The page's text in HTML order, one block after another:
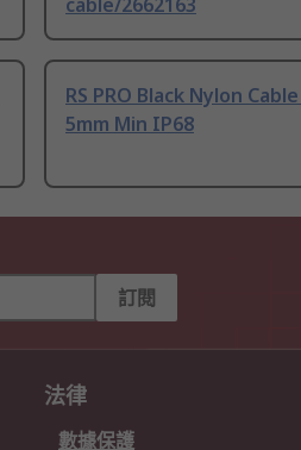
RS PRO Black Nylon
5mm Min IP68
訂閱
法律
數據保護